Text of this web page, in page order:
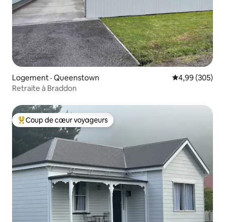
Logement · Queenstown Note
4,99 (305)
Retraite à Braddon
Coup de cœur voyageurs parmi les plus aimés
Coup de cœur voyageurs